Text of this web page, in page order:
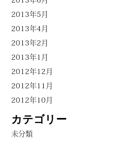
2013年5月
2013年4月
2013年2月
2013年1月
2012年12月
2012年11月
2012年10月
カテゴリー
未分類